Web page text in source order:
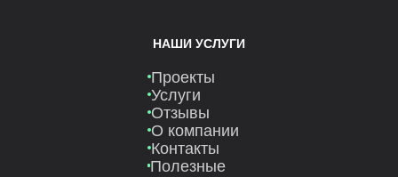
НАШИ УСЛУГИ
Проекты
Услуги
Отзывы
О компании
Контакты
Полезные